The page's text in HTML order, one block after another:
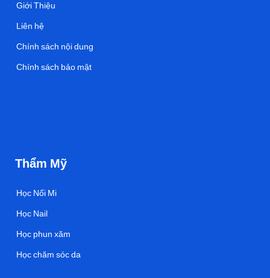
Giới Thiệu
Liên hệ
Chính sách nội dung
Chính sách bảo mật
Thẩm Mỹ
Học Nối Mi
Học Nail
Học phun xăm
Học chăm sóc da